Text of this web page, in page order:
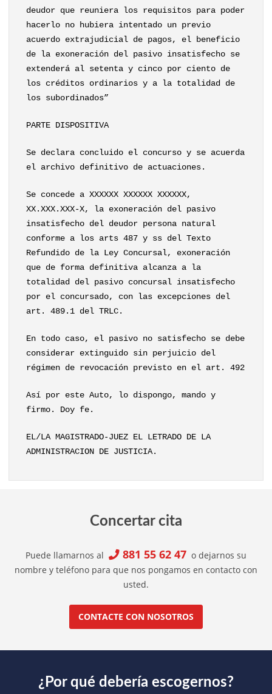
deudor que reuniera los requisitos para poder
hacerlo no hubiera intentado un previo
acuerdo extrajudicial de pagos, el beneficio
de la exoneración del pasivo insatisfecho se
extenderá al setenta y cinco por ciento de
los créditos ordinarios y a la totalidad de
los subordinados”
PARTE DISPOSITIVA
Se declara concluido el concurso y se acuerda
el archivo definitivo de actuaciones.
Se concede a XXXXXX XXXXXX XXXXXX,
XX.XXX.XXX-X, la exoneración del pasivo
insatisfecho del deudor persona natural
conforme a los arts 487 y ss del Texto
Refundido de la Ley Concursal, exoneración
que de forma definitiva alcanza a la
totalidad del pasivo concursal insatisfecho
por el concursado, con las excepciones del
art. 489.1 del TRLC.
En todo caso, el pasivo no satisfecho se debe
considerar extinguido sin perjuicio del
régimen de revocación previsto en el art. 492
Así por este Auto, lo dispongo, mando y
firmo. Doy fe.
EL/LA MAGISTRADO-JUEZ EL LETRADO DE LA
ADMINISTRACION DE JUSTICIA.
Concertar cita
Puede llamarnos al 881 55 62 47 o dejarnos su
nombre y teléfono para que nos pongamos en contacto con
usted.
CONTACTE CON NOSOTROS
¿Por qué debería escogernos?